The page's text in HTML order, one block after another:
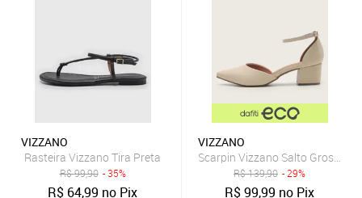
VIZZANO
Rasteira Vizzano Tira Preta
R$99,90 - 35%
R$ 64,99 no Pix
VIZZANO
Scarpin Vizzano Salto Grosso
R$139,90 - 29%
R$99,99 no Pix